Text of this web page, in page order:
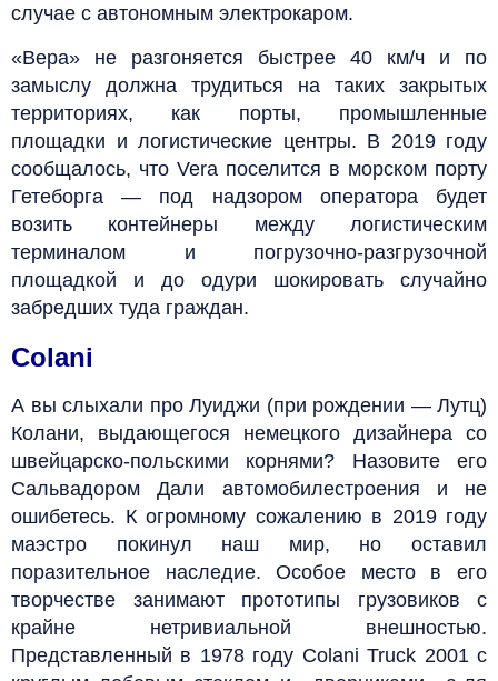
случае с автономным электрокаром.
«Вера» не разгоняется быстрее 40 км/ч и по
замыслу должна трудиться на таких закрытых
территориях, как порты, промышленные
площадки и логистические центры. В 2019 году
сообщалось, что Vera поселится в морском порту
Гетеборга — под надзором оператора будет
возить контейнеры между логистическим
терминалом и погрузочно-разгрузочной
площадкой и до одури шокировать случайно
забредших туда граждан.
Colani
А вы слыхали про Луиджи (при рождении — Лутц)
Колани, выдающегося немецкого дизайнера со
швейцарско-польскими корнями? Назовите его
Сальвадором Дали автомобилестроения и не
ошибетесь. К огромному сожалению в 2019 году
маэстро покинул наш мир, но оставил
поразительное наследие. Особое место в его
творчестве занимают прототипы грузовиков с
крайне нетривиальной внешностью.
Представленный в 1978 году Colani Truck 2001 с